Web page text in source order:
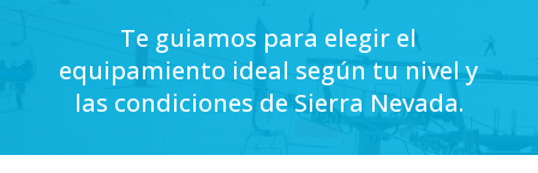
Te guiamos para elegir el
equipamiento ideal según tu nivel y
las condiciones de Sierra Nevada.